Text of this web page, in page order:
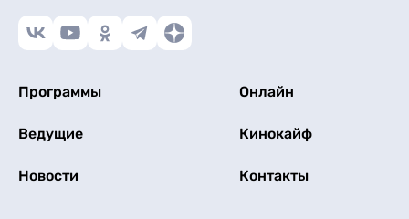
Программы Онлайн
Ведущие Кинокайф
Новости Контакты